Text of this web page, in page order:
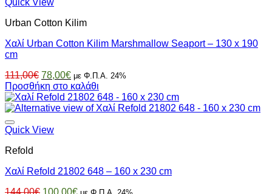
Urban Cotton Kilim
Χαλί Urban Cotton Kilim Marshmallow Seaport – 130 x 190
cm
111,00€ Original
price
was:
111,00€.
78,00€Η
τρέχουσα
τιμή
είναι:
με Φ.Π.Α. 24%
Προσθήκη στο καλάθι
Quick View
Refold
Χαλί Refold 21802 648 – 160 x 230 cm
144,00€ Original
100,00€Η